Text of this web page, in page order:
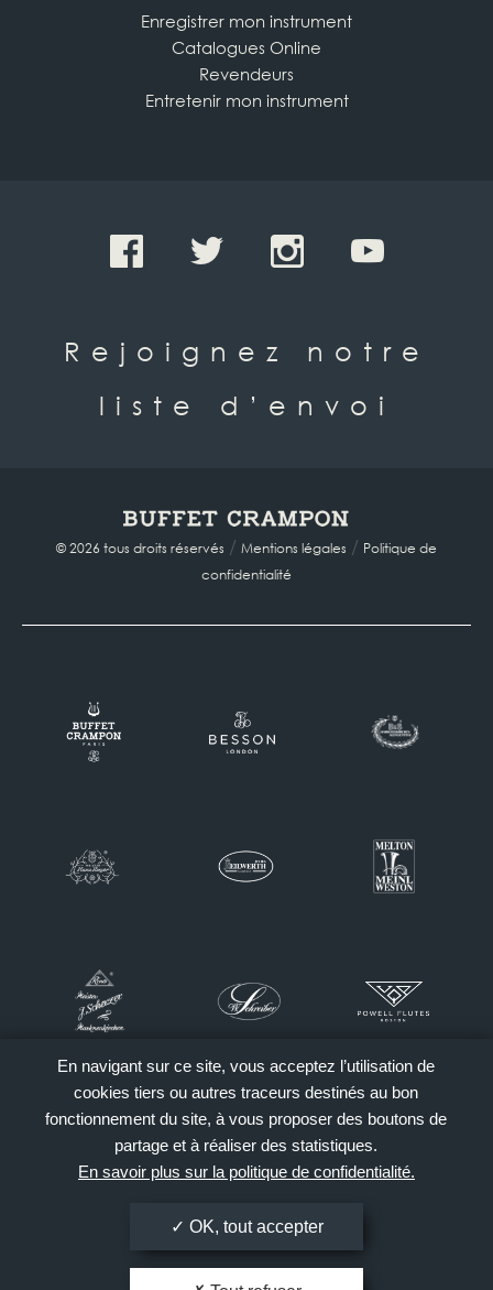
Enregistrer mon instrument
Catalogues Online
Revendeurs
Entretenir mon instrument
Rejoignez notre
liste d’envoi
© 2026 tous droits réservés / Mentions légales / Politique de
confidentialité
En navigant sur ce site, vous acceptez l’utilisation de
cookies tiers ou autres traceurs destinés au bon
fonctionnement du site, à vous proposer des boutons de
partage et à réaliser des statistiques.
En savoir plus sur la politique de confidentialité.
OK, tout accepter